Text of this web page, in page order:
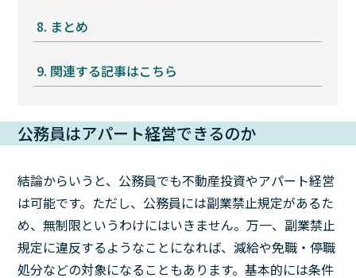
8. まとめ
9. 関連する記事はこちら
公務員はアパート経営できるのか
結論からいうと、公務員でも不動産投資やアパート経営
は可能です。ただし、公務員には副業禁止規定があるた
め、無制限というわけにはいきません。万一、副業禁止
規定に違反するようなことになれば、減給や免職・停職
処分などの対象になることもあります。基本的には条件